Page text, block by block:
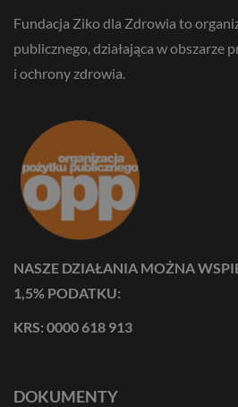
Fundacja Ziko dla Zdrowia to
publicznego, działająca w obszarze
i ochrony zdrowia.
NASZE DZIAŁANIA MOŻNA
1,5% PODATKU:
KRS: 0000 618 913
DOKUMENTY